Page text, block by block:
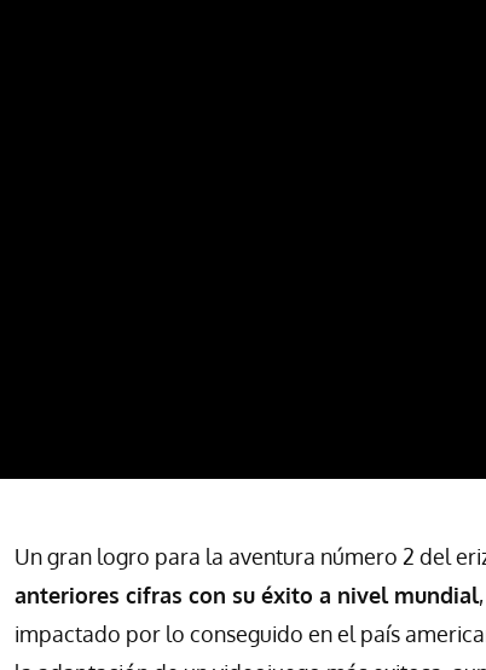
Un gran logro para la aventura número 2 del
anteriores cifras con su éxito a nivel mundial
impactado por lo conseguido en el país